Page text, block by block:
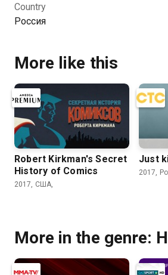
Country
Россия
More like this
Robert Kirkman's Secret
History of Comics
2017, США,
Just
2017,
More in the genre: